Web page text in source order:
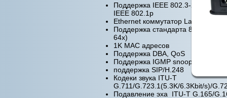
Поддержка IEEE 802.3-2005,
IEEE 802.1p
Ethernet коммутатор Layer 2
Поддержка стандарта 802.1Q
64х)
1K MAC адресов
Поддержка DBA, QoS
Поддержка IGMP snooping
поддержка SIP/H.248
Кодеки звука ITU-T
G.711/G.723.1(5.3K/6.3Kbit/s)/
Подавление эха ITU-T G.165/